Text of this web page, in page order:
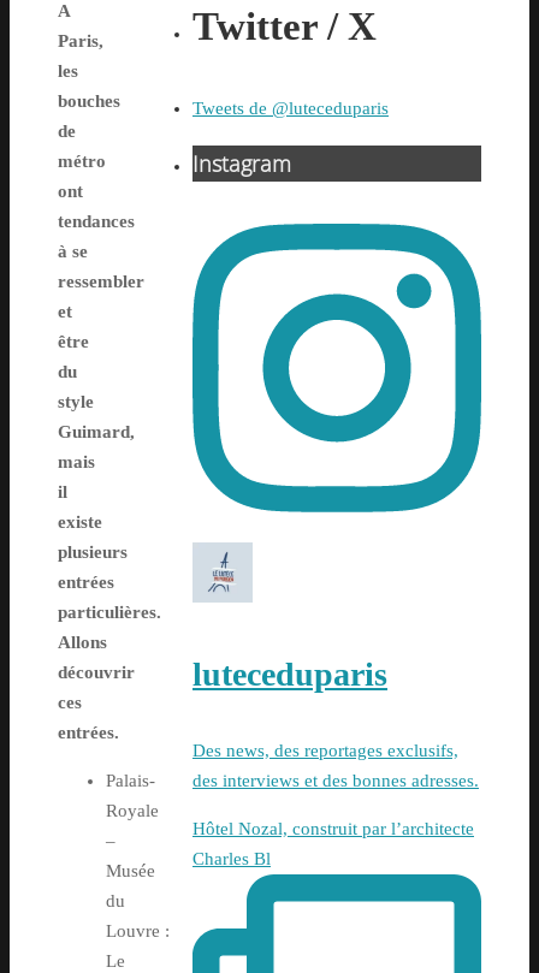
A
Paris,
les
bouches
de
métro
ont
tendances
à se
ressembler
et
être
du
style
Guimard,
mais
il
existe
plusieurs
entrées
particulières.
Allons
découvrir
ces
entrées.
Palais-
Royale
–
Musée
du
Louvre :
Le
Twitter / X
Tweets de @luteceduparis
Instagram
luteceduparis
Des news, des reportages exclusifs,
des interviews et des bonnes adresses.
Hôtel Nozal, construit par l’architecte
Charles Bl